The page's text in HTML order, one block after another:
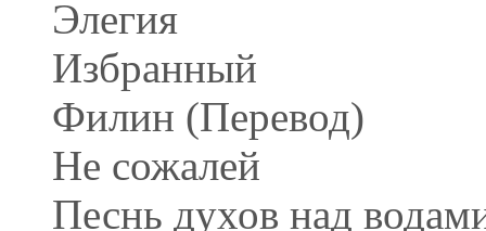
Элегия
Избранный
Филин (Перевод)
Не сожалей
Песнь духов над